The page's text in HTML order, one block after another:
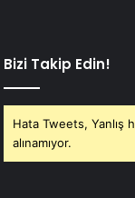
Bizi Takip Edin!
Hata Tweets, Yanlış
alınamıyor.